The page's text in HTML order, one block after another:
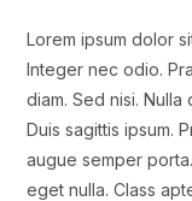
Lorem ipsum dolor
Integer nec odio.
diam. Sed nisi.
Duis sagittis ipsum.
augue semper
eget nulla. Class